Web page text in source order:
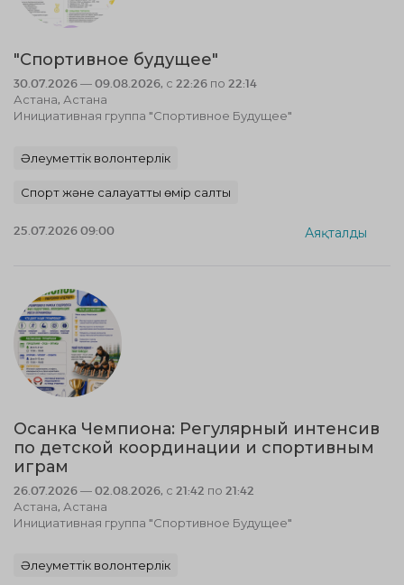
"Спортивное будущее"
30.07.2026 — 09.08.2026, с 22:26 по 22:14
Астана, Астана
Инициативная группа "Спортивное Будущее"
Әлеуметтік волонтерлік
Спорт және салауатты өмір салты
25.07.2026 09:00 Аяқталды
Осанка Чемпиона: Регулярный интенсив
по детской координации и спортивным
играм
26.07.2026 — 02.08.2026, с 21:42 по 21:42
Астана, Астана
Инициативная группа "Спортивное Будущее"
Әлеуметтік волонтерлік